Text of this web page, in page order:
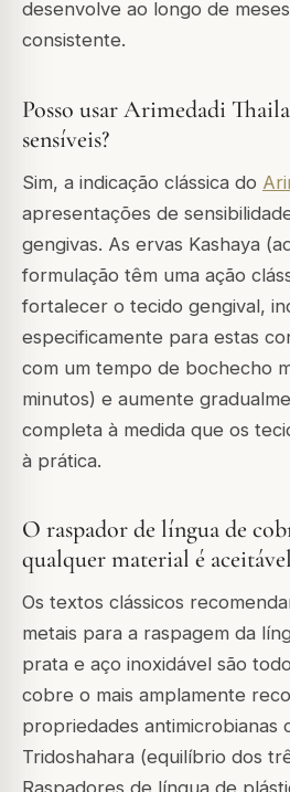
desenvolve ao longo de
consistente.
Posso usar Arimedadi
sensíveis?
Sim, a indicação clássica do
apresentações de
gengivas. As ervas Kashaya
formulação têm uma ação
fortalecer o tecido gengival,
especificamente para estas
com um tempo de bochecho
minutos) e aumente
completa à medida que os
à prática.
O raspador de língua de
qualquer material é
Os textos clássicos
metais para a raspagem da
prata e aço inoxidável são
cobre o mais amplamente
propriedades antimicrobianas
Tridoshahara (equilíbrio dos
Raspadores de língua de